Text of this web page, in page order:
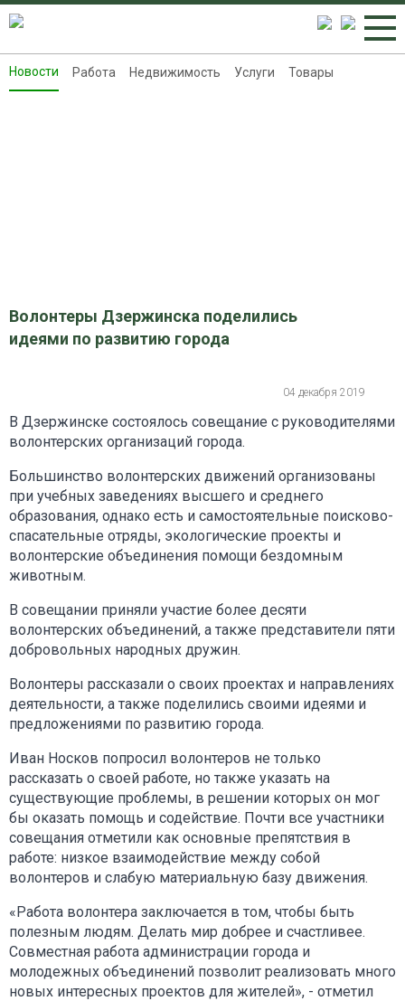
Новости
Новости Работа Недвижимость Услуги Товары
Волонтеры Дзержинска поделились
идеями по развитию города
04 декабря 2019
В Дзержинске состоялось совещание с руководителями
волонтерских организаций города.
Большинство волонтерских движений организованы
при учебных заведениях высшего и среднего
образования, однако есть и самостоятельные поисково-
спасательные отряды, экологические проекты и
волонтерские объединения помощи бездомным
животным.
В совещании приняли участие более десяти
волонтерских объединений, а также представители пяти
добровольных народных дружин.
Волонтеры рассказали о своих проектах и направлениях
деятельности, а также поделились своими идеями и
предложениями по развитию города.
Иван Носков попросил волонтеров не только
рассказать о своей работе, но также указать на
существующие проблемы, в решении которых он мог
бы оказать помощь и содействие. Почти все участники
совещания отметили как основные препятствия в
работе: низкое взаимодействие между собой
волонтеров и слабую материальную базу движения.
«Работа волонтера заключается в том, чтобы быть
полезным людям. Делать мир добрее и счастливее.
Совместная работа администрации города и
молодежных объединений позволит реализовать много
новых интересных проектов для жителей», - отметил